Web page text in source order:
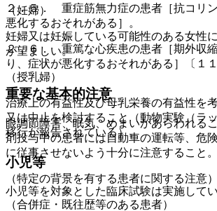
（妊婦）
妊婦又は妊娠している可能性のある女性
が望ましい。
（授乳婦）
治療上の有益性及び母乳栄養の有益性を
又は中止を検討すること（動物実験（ラ
移行が報告されている）。
小児等
小児等を対象とした臨床試験は実施してい
２．５． 重症筋無力症の患者［抗コリ
悪化するおそれがある］。
２．６． 重篤な心疾患の患者［期外収
り、症状が悪化するおそれがある］〔１
重要な基本的注意
眼調節障害、眠気、めまいがあらわれる
剤投与中の患者には自動車の運転等、危
に従事させないよう十分に注意すること。
（特定の背景を有する患者に関する注意）
（合併症・既往歴等のある患者）